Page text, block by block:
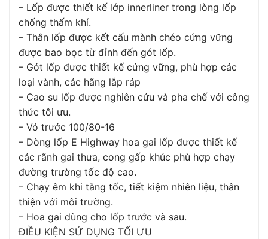
– Lốp được thiết kế lớp innerliner trong lòng lốp
chống thấm khí.
– Thân lốp được kết cấu mành chéo cứng vững
được bao bọc từ đỉnh đến gót lốp.
– Gót lốp được thiết kế cứng vững, phù hợp các
loại vành, các hãng lắp ráp
– Cao su lốp được nghiên cứu và pha chế với công
thức tôi ưu.
– Vỏ trước 100/80-16
– Dòng lốp E Highway hoa gai lốp được thiết kế
các rãnh gai thưa, cong gấp khúc phù hợp chạy
đường trường tốc độ cao.
– Chạy êm khi tăng tốc, tiết kiệm nhiên liệu, thân
thiện với môi trường.
– Hoa gai dùng cho lốp trước và sau.
ĐIỀU KIỆN SỬ DỤNG TỐI ƯU